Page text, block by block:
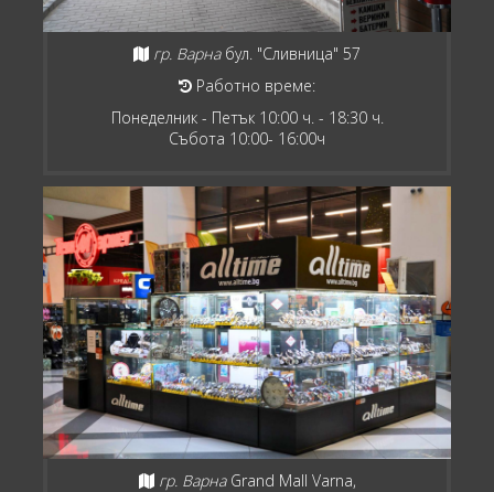
гр. Варна бул. "Сливница" 57
Работно време:
Понеделник - Петък 10:00 ч. - 18:30 ч.
Събота 10:00- 16:00ч
гр. Варна Grand Mall Varna,